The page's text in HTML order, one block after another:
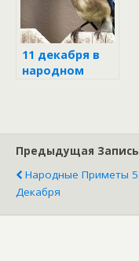
11 декабря в
народном
Предыдущая Запись
Народные Приметы 5
Декабря